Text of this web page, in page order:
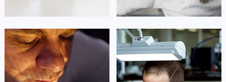
凯罗尔·切尔西
资深萧邦技师
是成都市锦江区萧邦售后服务中心
(萧邦维修保养中心)
的高级技师之一
达芙妮·克劳迪娅
资深萧邦技师
是成都市青羊区萧邦售后服务中心
(萧邦维修保养中心)
的高级技师之一